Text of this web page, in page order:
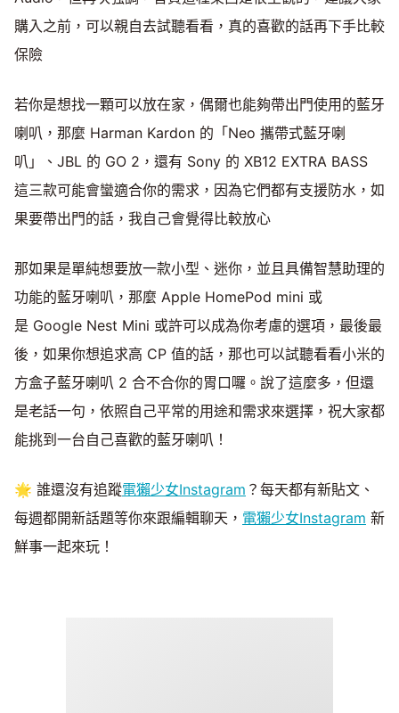
購入之前，可以親自去試聽看看，真的喜歡的話再下手比較
保險
若你是想找一顆可以放在家，偶爾也能夠帶出門使用的藍牙
喇叭，那麼 Harman Kardon 的「Neo 攜帶式藍牙喇
叭」、JBL 的 GO 2，還有 Sony 的 XB12 EXTRA BASS
這三款可能會蠻適合你的需求，因為它們都有支援防水，如
果要帶出門的話，我自己會覺得比較放心
那如果是單純想要放一款小型、迷你，並且具備智慧助理的
功能的藍牙喇叭，那麼 Apple HomePod mini 或
是 Google Nest Mini 或許可以成為你考慮的選項，最後最
後，如果你想追求高 CP 值的話，那也可以試聽看看小米的
方盒子藍牙喇叭 2 合不合你的胃口囉。說了這麼多，但還
是老話一句，依照自己平常的用途和需求來選擇，祝大家都
能挑到一台自己喜歡的藍牙喇叭！
🌟 誰還沒有追蹤電獺少女Instagram ？每天都有新貼文、
每週都開新話題等你來跟編輯聊天， 電獺少女Instagram 新
鮮事一起來玩！